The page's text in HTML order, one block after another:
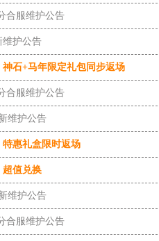
合服维护公告
维护公告
神石+马年限定礼包同步返场
合服维护公告
维护公告
特惠礼盒限时返场
超值兑换
维护公告
合服维护公告